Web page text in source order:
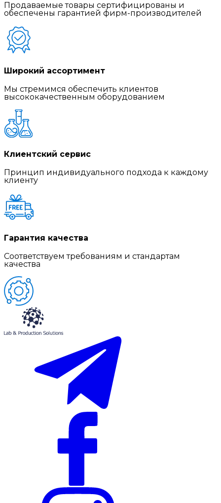
Продаваемые товары сертифицированы и
обеспечены гарантией фирм-производителей
Широкий ассортимент
Мы стремимся обеспечить клиентов
высококачественным оборудованием
Клиентский сервис
Принцип индивидуального подхода к каждому
клиенту
Гарантия качества
Соответствуем требованиям и стандартам
качества